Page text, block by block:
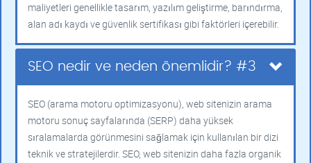
maliyetleri genellikle tasarım, yazılım geliştirme, barındırma,
alan adı kaydı ve güvenlik sertifikası gibi faktörleri içerebilir.
SEO nedir ve neden önemlidir? #3
SEO (arama motoru optimizasyonu), web sitenizin arama
motoru sonuç sayfalarında (SERP) daha yüksek
sıralamalarda görünmesini sağlamak için kullanılan bir dizi
teknik ve stratejilerdir. SEO, web sitenizin daha fazla organik